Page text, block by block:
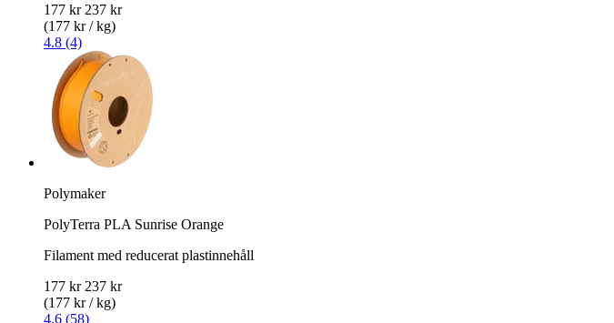
177 kr 237 kr
(177 kr / kg)
4.8 (4)
Polymaker
PolyTerra PLA Sunrise Orange
Filament med reducerat plastinnehåll
177 kr 237 kr
(177 kr / kg)
4.6 (58)